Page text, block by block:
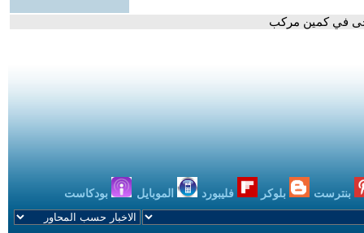
في كمين مركب
بنترست بلوكر فليبورد الموبايل بودكاست